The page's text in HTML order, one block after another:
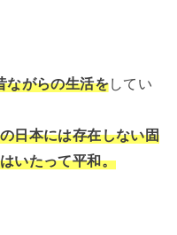
ながらの生活をしてい
日本には存在しない固
いたって平和。